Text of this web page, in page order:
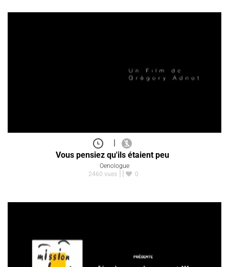
|
Vous pensiez qu'ils étaient peu
Oenologue
2460 vues
0